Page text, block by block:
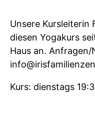
Unsere Kursleiterin
diesen Yogakurs
Haus an.
Kurs: dienstags